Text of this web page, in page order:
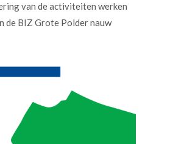
van de activiteiten werken
de BIZ Grote Polder nauw